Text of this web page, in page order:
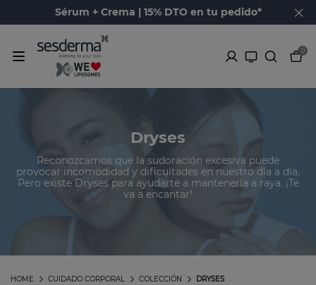
Sérum + Crema | 15% DTO en tu pedido*
0
Dryses
Reconozcamos que la sudoración excesiva puede
provocar incomodidad y dificultades en nuestro día a día.
Pero existe Dryses para ayudarte a mantenerla a raya. ¡Te
va a encantar!
DRYSES
COLECCIÓN
CUIDADO CORPORAL
HOME